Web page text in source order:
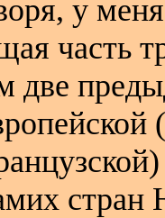
у
часть
две